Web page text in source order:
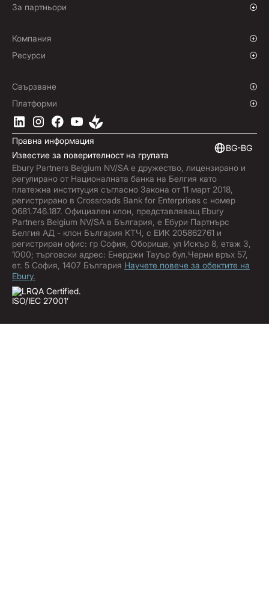
Големи предприятия
Благотворителни организации и НПО
Онлайн търговия
Пътувания
За партньори
White Label решение
Компания
Нашата история
Офиси
Контакти
Ресурси
Блог
Помощен център
Подкаст
Ръководства за продуктите
Пазарен анализ
Абонирайте се за Ebury
Актуализации на продуктите
Център за измами
Trust Centre
Свързване
Общ преглед
Бизнес API решения
Софтуерни интеграции
Вградено финансиране
Платформи
Изтеглете приложението Ebury
Правна информация
Известие за поверителност на групата
BG-BG
Ebury Partners Belgium NV/SA е дружество, лицензирано и
регулирано от Националната банка на Белгия като
платежна институция съгласно Закона от 11 март 2018,
регистрирано в Crossroads Bank for Enterprises с номер
0681.746.187. Официален клон, представляващ Ebury
Partners Belgium NV/SA в България, е Ебури Партнърс
Белгия АД - клон България КТЧ, с ЕИК 205862761 и
регистриран офис: гр София, Оборище, ул Искър 8, етаж 3,
1000; търговски адрес: Енерджи Тауър бул.Черни връх 57,
ет. 5 София, 1407 България Научете повече за обектите на
Ebury.